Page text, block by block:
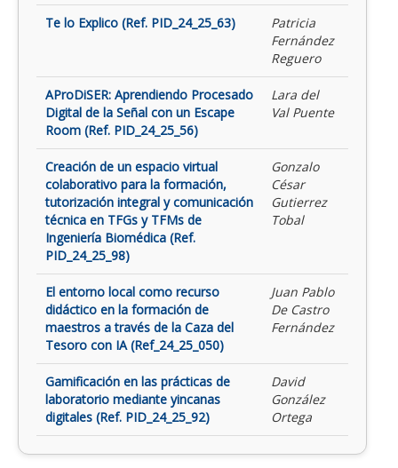
Te lo Explico (Ref. PID_24_25_63)
Patricia
Fernández
Reguero
AProDiSER: Aprendiendo Procesado
Digital de la Señal con un Escape
Room (Ref. PID_24_25_56)
Lara del
Val Puente
Creación de un espacio virtual
colaborativo para la formación,
tutorización integral y comunicación
técnica en TFGs y TFMs de
Ingeniería Biomédica (Ref.
PID_24_25_98)
Gonzalo
César
Gutierrez
Tobal
El entorno local como recurso
didáctico en la formación de
maestros a través de la Caza del
Tesoro con IA (Ref_24_25_050)
Juan Pablo
De Castro
Fernández
Gamificación en las prácticas de
laboratorio mediante yincanas
digitales (Ref. PID_24_25_92)
David
González
Ortega